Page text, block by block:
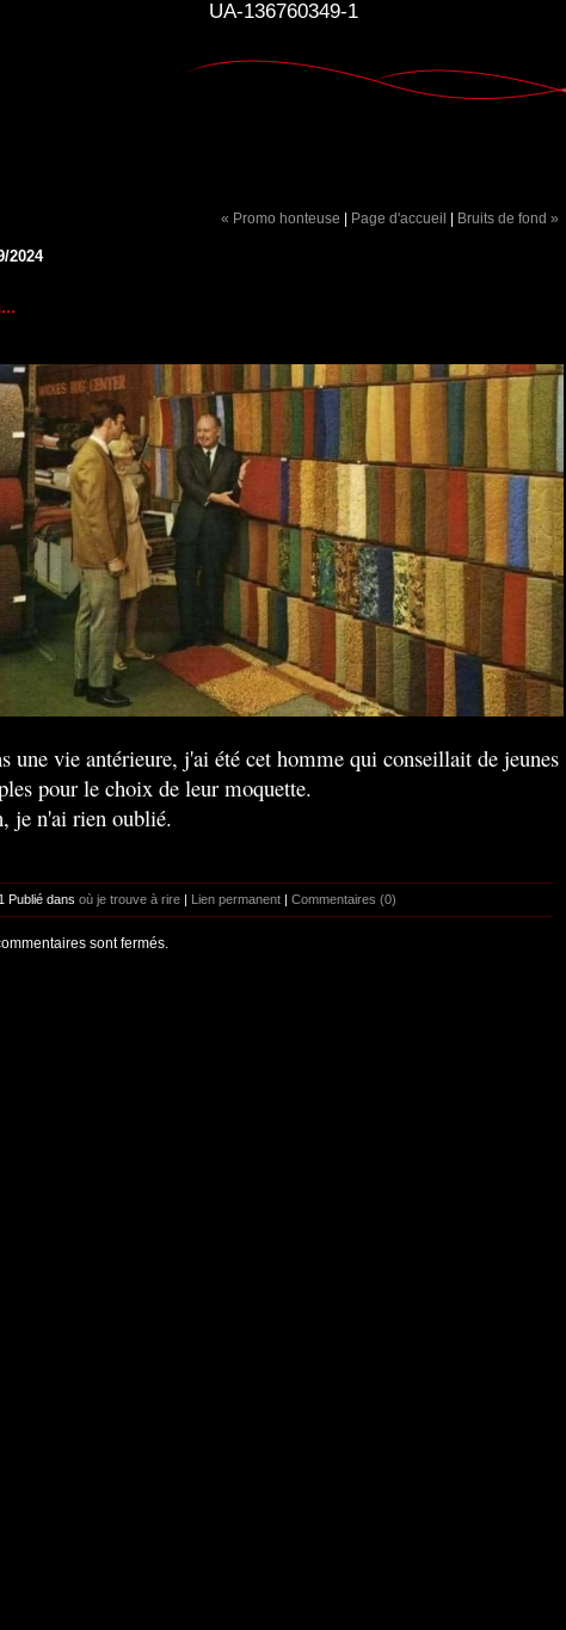
UA-136760349-1
« Promo honteuse | Page d'accueil | Bruits de fond »
2024
une vie antérieure, j'ai été cet homme qui conseillait de jeunes
pour le choix de leur moquette.
je n'ai rien oublié.
Publié dans où je trouve à rire Lien permanent Commentaires (0)
sont fermés.